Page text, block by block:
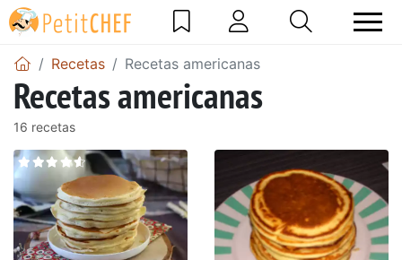
Recetas Recetas americanas
Recetas americanas
16 recetas